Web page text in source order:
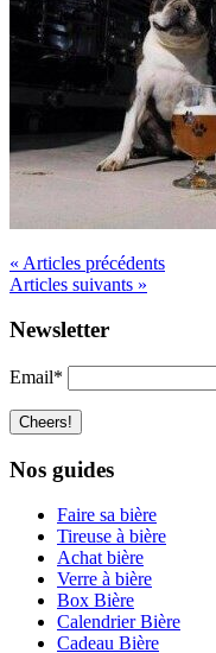
« Articles précédents
Articles suivants »
Newsletter
Email*
Nos guides
Faire sa bière
Tireuse à bière
Achat bière
Verre à bière
Box Bière
Calendrier Bière
Cadeau Bière